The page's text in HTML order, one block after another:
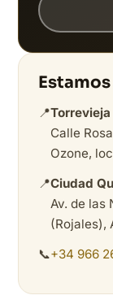
📍Torrevieja
Calle
Ozone,
📍Ciudad
Av. de las
(Rojales),
📞+34 966